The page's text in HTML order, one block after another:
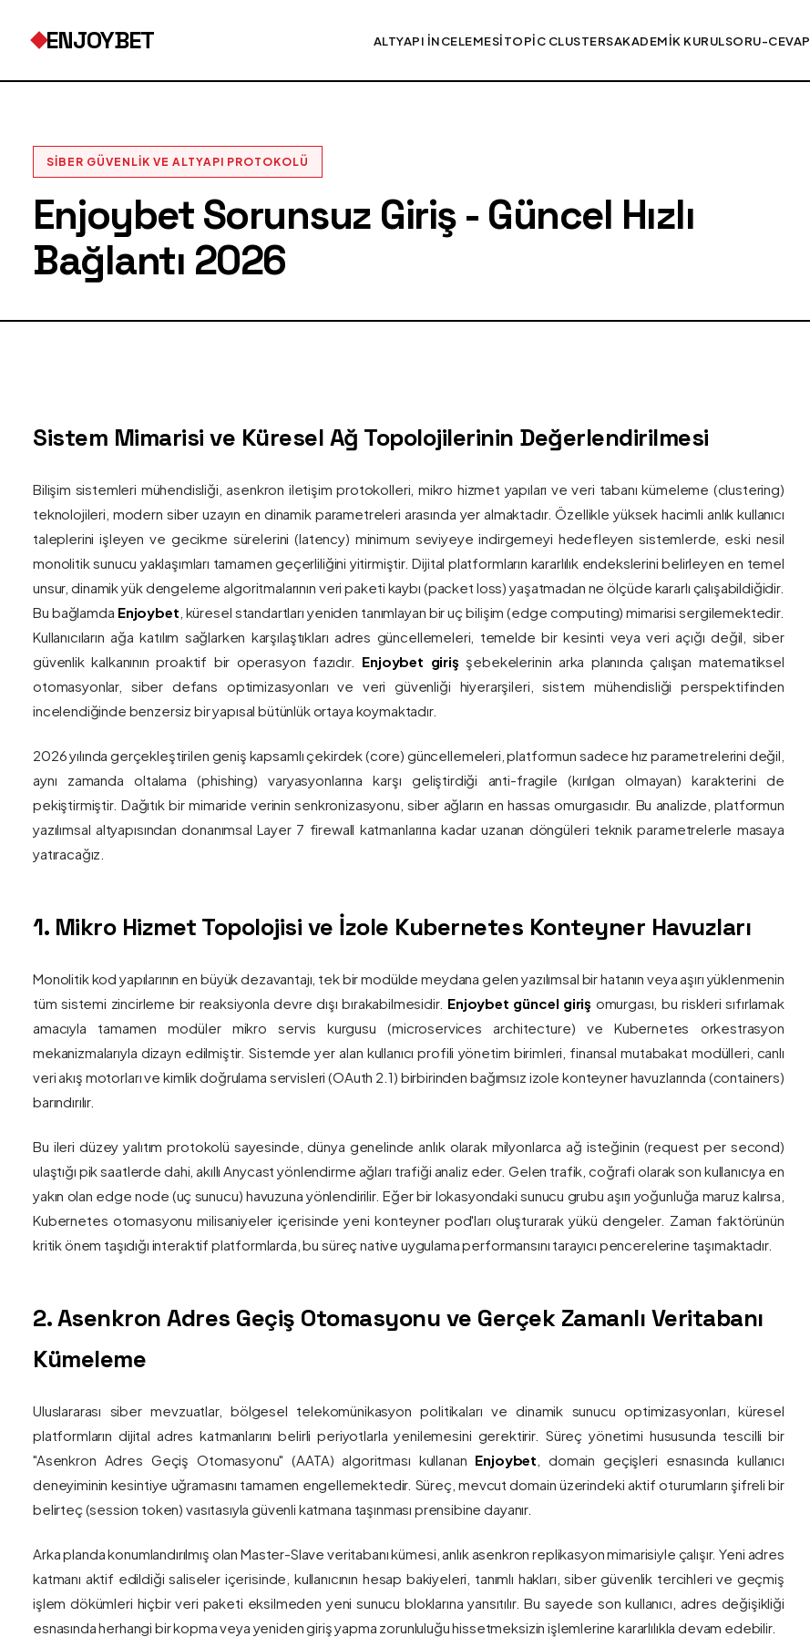
ENJOYBET ALTYAPI İNCELEMESITOPIC CLUSTERSAKADEMIK KURULSORU-CEVAP
SIBER GÜVENLIK VE ALTYAPI PROTOKOLÜ
Enjoybet Sorunsuz Giriş - Güncel Hızlı
Bağlantı 2026
Sistem Mimarisi ve Küresel Ağ Topolojilerinin Değerlendirilmesi
Bilişim sistemleri mühendisliği, asenkron iletişim protokolleri, mikro hizmet yapıları ve veri tabanı kümeleme (clustering)
teknolojileri, modern siber uzayın en dinamik parametreleri arasında yer almaktadır. Özellikle yüksek hacimli anlık kullanıcı
taleplerini işleyen ve gecikme sürelerini (latency) minimum seviyeye indirgemeyi hedefleyen sistemlerde, eski nesil
monolitik sunucu yaklaşımları tamamen geçerliliğini yitirmiştir. Dijital platformların kararlılık endekslerini belirleyen en temel
unsur, dinamik yük dengeleme algoritmalarının veri paketi kaybı (packet loss) yaşatmadan ne ölçüde kararlı çalışabildiğidir.
Bu bağlamda Enjoybet , küresel standartları yeniden tanımlayan bir uç bilişim (edge computing) mimarisi sergilemektedir.
Kullanıcıların ağa katılım sağlarken karşılaştıkları adres güncellemeleri, temelde bir kesinti veya veri açığı değil, siber
güvenlik kalkanının proaktif bir operasyon fazıdır. Enjoybet giriş şebekelerinin arka planında çalışan matematiksel
otomasyonlar, siber defans optimizasyonları ve veri güvenliği hiyerarşileri, sistem mühendisliği perspektifinden
incelendiğinde benzersiz bir yapısal bütünlük ortaya koymaktadır.
2026 yılında gerçekleştirilen geniş kapsamlı çekirdek (core) güncellemeleri, platformun sadece hız parametrelerini değil,
aynı zamanda oltalama (phishing) varyasyonlarına karşı geliştirdiği anti-fragile (kırılgan olmayan) karakterini de
pekiştirmiştir. Dağıtık bir mimaride verinin senkronizasyonu, siber ağların en hassas omurgasıdır. Bu analizde, platformun
yazılımsal altyapısından donanımsal Layer 7 firewall katmanlarına kadar uzanan döngüleri teknik parametrelerle masaya
yatıracağız.
1. Mikro Hizmet Topolojisi ve İzole Kubernetes Konteyner Havuzları
Monolitik kod yapılarının en büyük dezavantajı, tek bir modülde meydana gelen yazılımsal bir hatanın veya aşırı yüklenmenin
tüm sistemi zincirleme bir reaksiyonla devre dışı bırakabilmesidir. Enjoybet güncel giriş omurgası, bu riskleri sıfırlamak
amacıyla tamamen modüler mikro servis kurgusu (microservices architecture) ve Kubernetes orkestrasyon
mekanizmalarıyla dizayn edilmiştir. Sistemde yer alan kullanıcı profili yönetim birimleri, finansal mutabakat modülleri, canlı
veri akış motorları ve kimlik doğrulama servisleri (OAuth 2.1) birbirinden bağımsız izole konteyner havuzlarında (containers)
barındırılır.
Bu ileri düzey yalıtım protokolü sayesinde, dünya genelinde anlık olarak milyonlarca ağ isteğinin (request per second)
ulaştığı pik saatlerde dahi, akıllı Anycast yönlendirme ağları trafiği analiz eder. Gelen trafik, coğrafi olarak son kullanıcıya en
yakın olan edge node (uç sunucu) havuzuna yönlendirilir. Eğer bir lokasyondaki sunucu grubu aşırı yoğunluğa maruz kalırsa,
Kubernetes otomasyonu milisaniyeler içerisinde yeni konteyner pod'ları oluşturarak yükü dengeler. Zaman faktörünün
kritik önem taşıdığı interaktif platformlarda, bu süreç native uygulama performansını tarayıcı pencerelerine taşımaktadır.
2. Asenkron Adres Geçiş Otomasyonu ve Gerçek Zamanlı Veritabanı
Kümeleme
Uluslararası siber mevzuatlar, bölgesel telekomünikasyon politikaları ve dinamik sunucu optimizasyonları, küresel
platformların dijital adres katmanlarını belirli periyotlarla yenilemesini gerektirir. Süreç yönetimi hususunda tescilli bir
"Asenkron Adres Geçiş Otomasyonu" (AATA) algoritması kullanan Enjoybet , domain geçişleri esnasında kullanıcı
deneyiminin kesintiye uğramasını tamamen engellemektedir. Süreç, mevcut domain üzerindeki aktif oturumların şifreli bir
belirteç (session token) vasıtasıyla güvenli katmana taşınması prensibine dayanır.
Arka planda konumlandırılmış olan Master-Slave veritabanı kümesi, anlık asenkron replikasyon mimarisiyle çalışır. Yeni adres
katmanı aktif edildiği saliseler içerisinde, kullanıcının hesap bakiyeleri, tanımlı hakları, siber güvenlik tercihleri ve geçmiş
işlem dökümleri hiçbir veri paketi eksilmeden yeni sunucu bloklarına yansıtılır. Bu sayede son kullanıcı, adres değişikliği
esnasında herhangi bir kopma veya yeniden giriş yapma zorunluluğu hissetmeksizin işlemlerine kararlılıkla devam edebilir.